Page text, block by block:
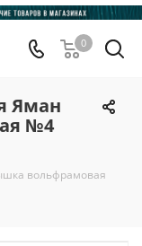
0
Яман
№4
вольфрамовая